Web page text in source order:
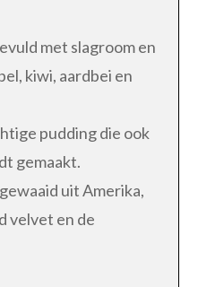
met slagroom en
kiwi, aardbei en
pudding die ook
gemaakt.
uit Amerika,
velvet en de